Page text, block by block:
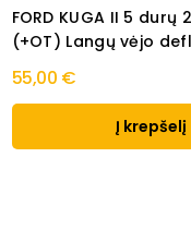
FORD KUGA II 5 durų
(+OT) Langų vėjo
55,00 €
Į krepšelį